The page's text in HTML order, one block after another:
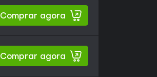
Comprar agora
Comprar agora